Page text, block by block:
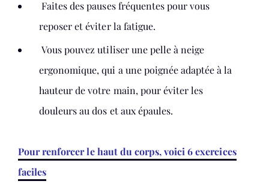
Faites des pauses fréquentes pour vous
reposer et éviter la fatigue.
Vous pouvez utiliser une pelle à neige
ergonomique, qui a une poignée adaptée à la
hauteur de votre main, pour éviter les
douleurs au dos et aux épaules.
Pour renforcer le haut du corps, voici 6 exercices
faciles